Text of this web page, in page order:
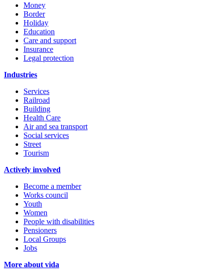
Money
Border
Holiday
Education
Care and support
Insurance
Legal protection
Industries
Services
Railroad
Building
Health Care
Air and sea transport
Social services
Street
Tourism
Actively involved
Become a member
Works council
Youth
Women
People with disabilities
Pensioners
Local Groups
Jobs
More about vida